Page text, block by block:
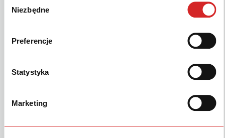
zgody
Niezbędne
Preferencje
Statystyka
Marketing
Updated 14. Mai 2026
Service & Ersatzteile